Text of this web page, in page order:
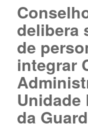
delibera
de
integrar
Unidade
da